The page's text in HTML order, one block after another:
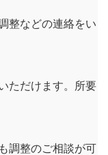
整などの連絡をい
ただけます。所要
調整のご相談が可